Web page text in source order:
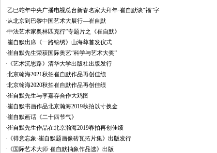
·乙巳蛇年中央广播电视总台新春名家大拜年-崔自默谈“福”字
·从北京到巴黎中国艺术大展行—崔自默
·中法艺术家奥林匹克行”专题片之《崔自默》
·崔自默出席《一路锦绣》山海尊首发仪式
·崔自默先生荣获国际奥艺“科学与艺术大奖”
·《艺术沉思路》清华大学出版社出版发行
·北京翰海2021秋拍崔自默作品再创佳绩
·北京翰海2020秋拍崔自默作品再创佳绩
·崔自默先生与李嘉存合作大鸡图
·崔自默书画作品北京瀚海2019秋拍以寸换金
·崔自默画话《二十四节气》
·崔自默先生作品在北京瀚海2019春拍再创佳绩
·《得意忘象·崔自默题画像砖瓦拓片集》出版发行
·《国际艺术大师·崔自默抽象作品选》出版